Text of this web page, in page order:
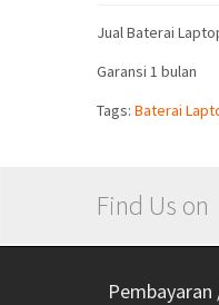
Jual Baterai
Garansi 1 bulan
Tags: Baterai
Find Us on